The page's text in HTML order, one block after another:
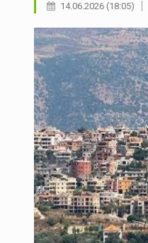
14.06.2026 (18:05)